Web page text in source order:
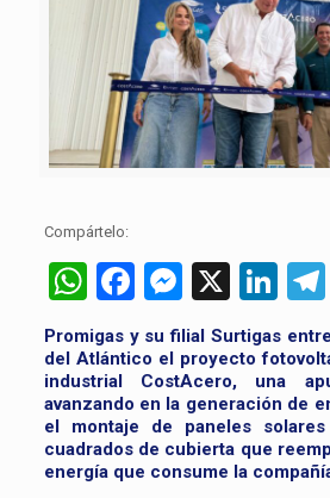
Compártelo:
WhatsApp
Facebook
X
Promigas y su filial Surtigas
del Atlántico el proyecto
industrial CostAcero, una
avanzando en la generación de
el montaje de paneles
cuadrados de cubierta que
energía que consume la